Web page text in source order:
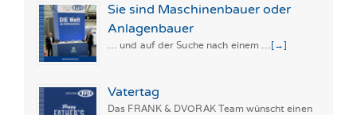
Sie sind Maschinenbauer oder
Anlagenbauer
… und auf der Suche nach einem … [→]
Vatertag
Das FRANK & DVORAK Team wünscht einen